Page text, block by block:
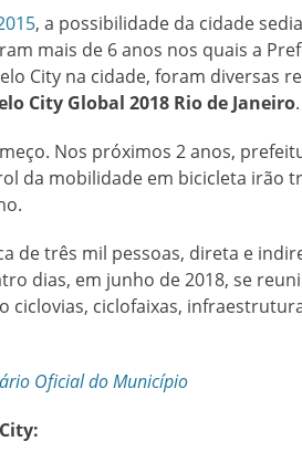
, a possibilidade da cidade
mais de 6 anos nos quais a
City na cidade, foram diversas
City Global 2018 Rio de Janeiro.
Nos próximos 2 anos,
da mobilidade em bicicleta irão
de três mil pessoas, direta e
dias, em junho de 2018, se
ciclovias, ciclofaixas,
Oficial do Município